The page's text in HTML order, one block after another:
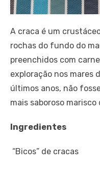
A craca é um
rochas do fundo do
preenchidos com
exploração nos mares
últimos anos, não
mais saboroso marisco
Ingredientes
“Bicos” de cracas